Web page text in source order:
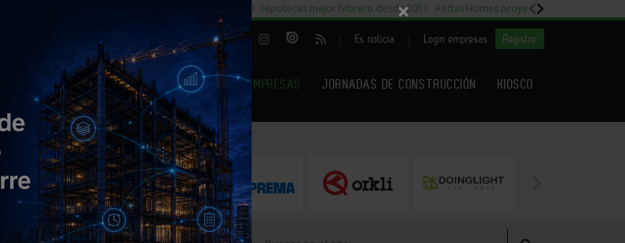
29% cambiar al alquiler temporal Hipotecas mejor febrero desde 2011 Aedas Homes proyecto Fiora
| Es noticia Login empresas Registro
PRODUCTOS AGENDA ARTÍCULOS EMPRESAS JORNADAS DE CONSTRUCCIÓN KIOSCO
EMPRESAS PREMIUM
×